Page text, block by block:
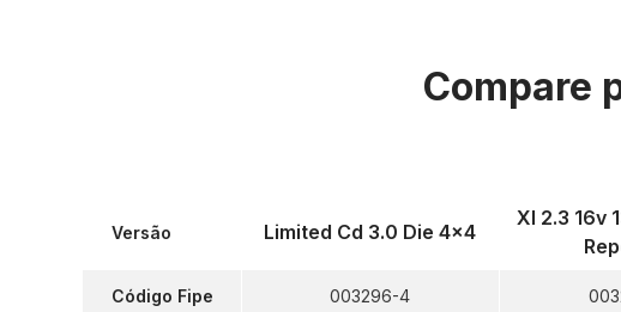
Compare
Versão
Código Fipe
Limited Cd 3.0 Die 4x4
003296-4
Xl 2.3 16v